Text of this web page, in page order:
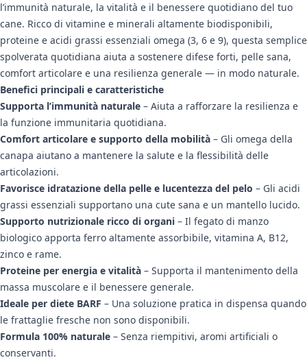
l’immunità naturale, la vitalità e il benessere quotidiano del tuo
cane. Ricco di vitamine e minerali altamente biodisponibili,
proteine e acidi grassi essenziali omega (3, 6 e 9), questa semplice
spolverata quotidiana aiuta a sostenere difese forti, pelle sana,
comfort articolare e una resilienza generale — in modo naturale.
Benefici principali e caratteristiche
Supporta l’immunità naturale – Aiuta a rafforzare la resilienza e
la funzione immunitaria quotidiana.
Comfort articolare e supporto della mobilità – Gli omega della
canapa aiutano a mantenere la salute e la flessibilità delle
articolazioni.
Favorisce idratazione della pelle e lucentezza del pelo – Gli acidi
grassi essenziali supportano una cute sana e un mantello lucido.
Supporto nutrizionale ricco di organi – Il fegato di manzo
biologico apporta ferro altamente assorbibile, vitamina A, B12,
zinco e rame.
Proteine per energia e vitalità – Supporta il mantenimento della
massa muscolare e il benessere generale.
Ideale per diete BARF – Una soluzione pratica in dispensa quando
le frattaglie fresche non sono disponibili.
Formula 100% naturale – Senza riempitivi, aromi artificiali o
conservanti.